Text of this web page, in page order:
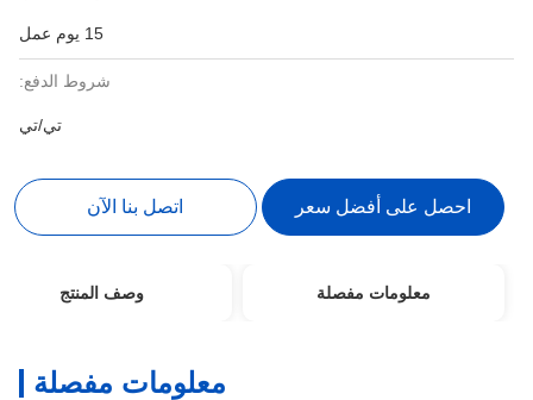
15 يوم عمل
شروط الدفع:
تي/تي
احصل على أفضل سعر اتصل بنا الآن
معلومات مفصلة وصف المنتج
معلومات مفصلة